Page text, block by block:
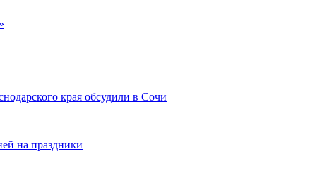
края обсудили в Сочи
на праздники